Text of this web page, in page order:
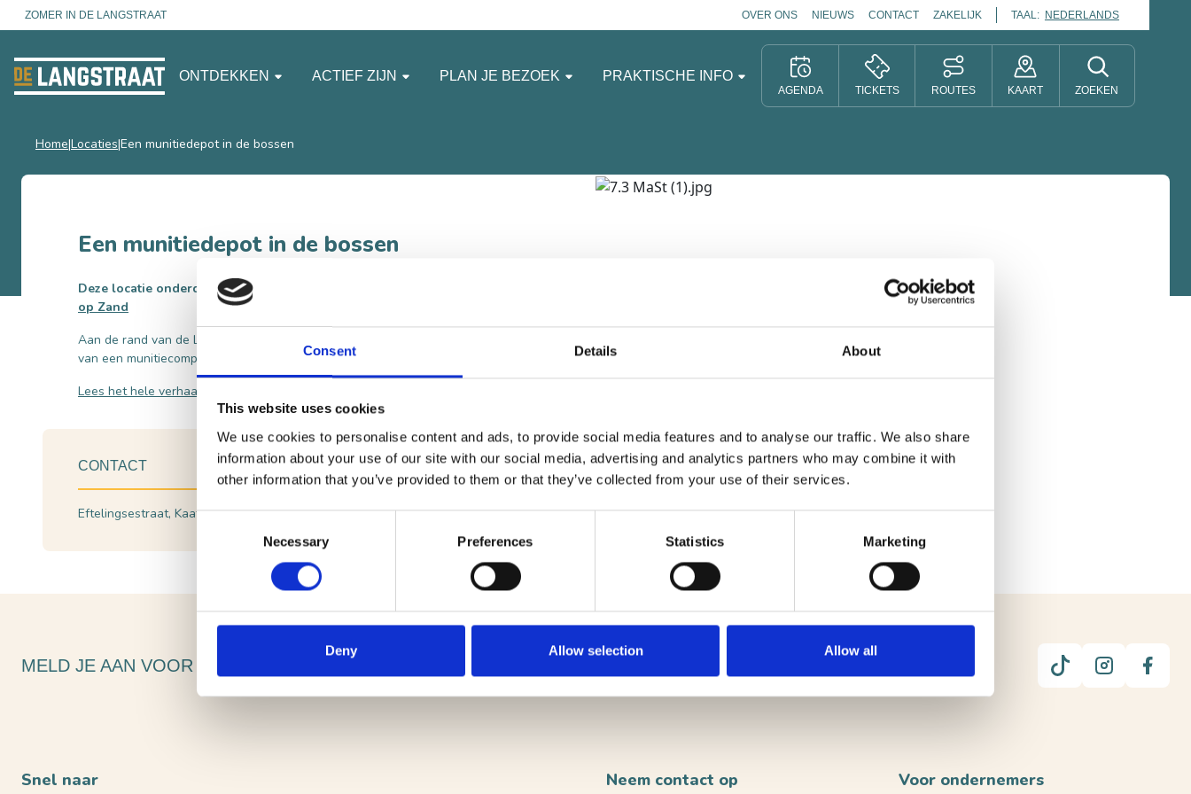
Consent Details About
This website uses cookies
We use cookies to personalise content and ads, to provide social media features and to analyse our traffic. We also share
information about your use of our site with our social media, advertising and analytics partners who may combine it with
other information that you’ve provided to them or that they’ve collected from your use of their services.
Necessary Preferences Statistics Marketing
Deny Allow selection Allow all
ZOMER IN DE LANGSTRAAT OVER ONS NIEUWS CONTACT ZAKELIJK TAAL: NEDERLANDS
ONTDEKKEN ACTIEF ZIJN PLAN JE BEZOEK PRAKTISCHE INFO
AGENDA TICKETS ROUTES KAART ZOEKEN
Home Locaties Een munitiedepot in de bossen
Een munitiedepot in de bossen
Deze locatie onderdeel van de
op Zand
Aan de rand van de Loonse en Drunense Duinen zijn nog steeds de restanten
van een munitiecomplex zichtbaar. Maar waar diende het voor?
Lees het hele verhaal hier
CONTACT
Eftelingsestraat, Kaatsheuvel Plan je route
MELD JE AAN VOOR ONZE NIEUWSBRIEF
Snel naar Neem contact op Voor ondernemers